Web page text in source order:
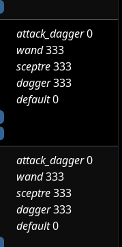
attack_dagger0
wand333
sceptre333
dagger333
default0
attack_dagger0
wand333
sceptre333
dagger333
default0